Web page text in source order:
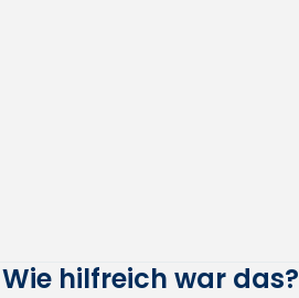
Wie hilfreich war das?